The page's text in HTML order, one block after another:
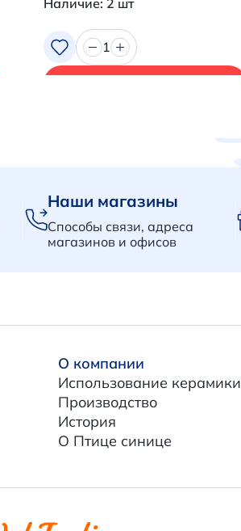
1
Наши магазины
Способы связи, адреса
магазинов и офисов
О компании
Использование керамики
Производство
История
О Птице синице